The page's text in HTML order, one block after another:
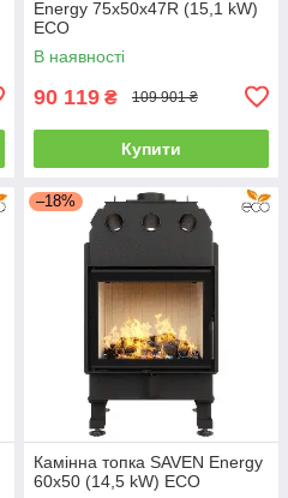
Energy 75х50х47R (15,1 kW)
ECO
В наявності
90 119 ₴ 109 901 ₴
Купити
–18%
Камінна топка SAVEN Energy
60х50 (14,5 kW) ECO